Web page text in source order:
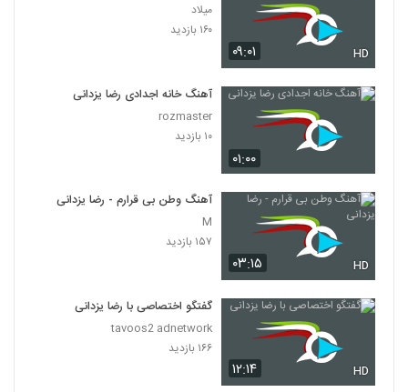
۰۹:۰۱ HD
میلاد
۱۶۰ بازدید
۰۱:۰۰
آهنگ خانه اجدادی رضا یزدانی
rozmaster
۱۰ بازدید
۰۳:۱۵ HD
آهنگ وطن بی قرارم - رضا یزدانی
M
۱۵۷ بازدید
۱۲:۱۴ HD
گفتگو اختصاصی با رضا یزدانی
tavoos2 adnetwork
۱۶۶ بازدید